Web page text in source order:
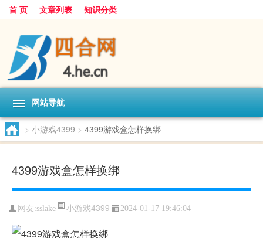
首 页 文章列表 知识分类
网站导航
> 小游戏4399 > 4399游戏盒怎样换绑
4399游戏盒怎样换绑
网友:sslake 小游戏4399 2024-01-17 19:46:04